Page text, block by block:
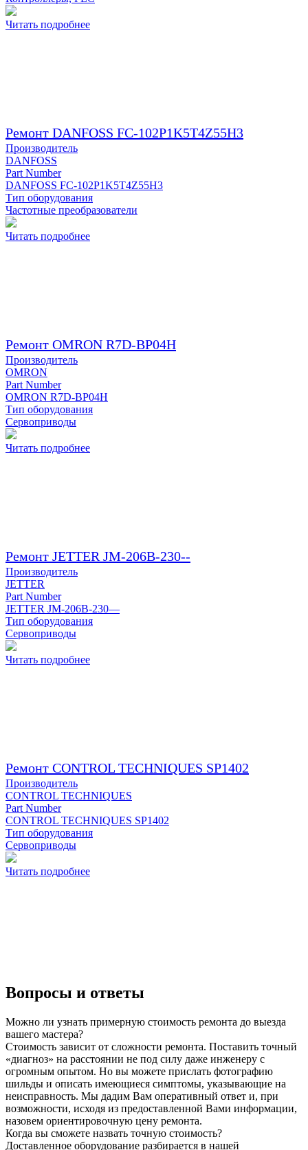
Читать подробнее
Ремонт DANFOSS FC-102P1K5T4Z55H3
Производитель
DANFOSS
Part Number
DANFOSS FC-102P1K5T4Z55H3
Тип оборудования
Частотные преобразователи
Читать подробнее
Ремонт OMRON R7D-BP04H
Производитель
OMRON
Part Number
OMRON R7D-BP04H
Тип оборудования
Сервоприводы
Читать подробнее
Ремонт JETTER JM-206B-230--
Производитель
JETTER
Part Number
JETTER JM-206B-230—
Тип оборудования
Сервоприводы
Читать подробнее
Ремонт CONTROL TECHNIQUES SP1402
Производитель
CONTROL TECHNIQUES
Part Number
CONTROL TECHNIQUES SP1402
Тип оборудования
Сервоприводы
Читать подробнее
Вопросы и ответы
Можно ли узнать примерную стоимость ремонта до выезда
вашего мастера?
Стоимость зависит от сложности ремонта. Поставить точный
«диагноз» на расстоянии не под силу даже инженеру с
огромным опытом. Но вы можете прислать фотографию
шильды и описать имеющиеся симптомы, указывающие на
неисправность. Мы дадим Вам оперативный ответ и, при
возможности, исходя из предоставленной Вами информации,
назовем ориентировочную цену ремонта.
Когда вы сможете назвать точную стоимость?
Доставленное оборудование разбирается в нашей